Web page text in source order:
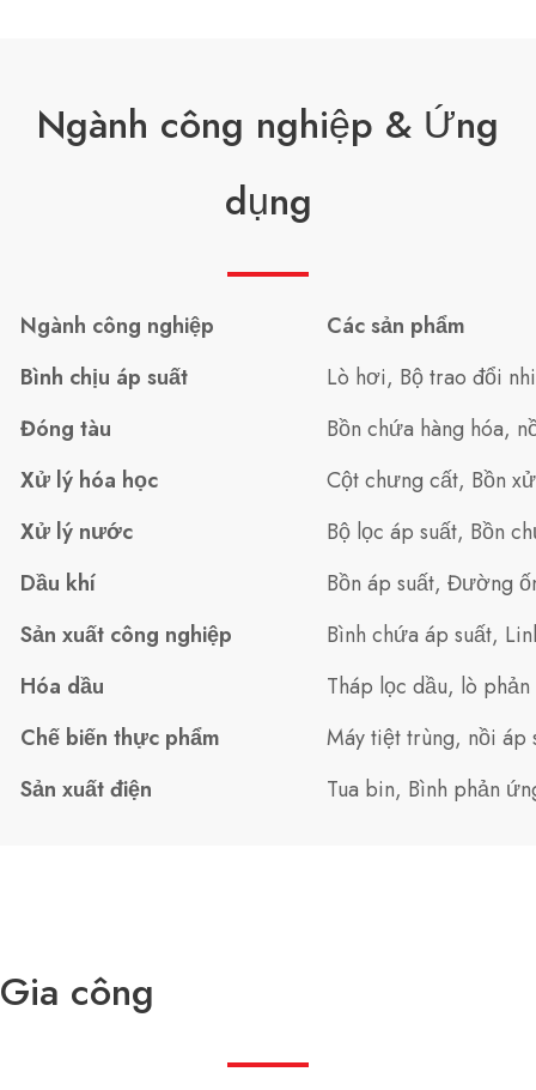
Ngành công nghiệp & Ứng
dụng
Ngành công nghiệp
Các sản phẩm
Bình chịu áp suất
Lò hơi, Bộ trao đổi
Đóng tàu
Bồn chứa hàng hóa,
Xử lý hóa học
Cột chưng cất, Bồn
Xử lý nước
Bộ lọc áp suất, Bồn
Dầu khí
Bồn áp suất, Đường
Sản xuất công nghiệp
Bình chứa áp suất,
Hóa dầu
Tháp lọc dầu, lò
Chế biến thực phẩm
Máy tiệt trùng, nồi
Sản xuất điện
Tua bin, Bình phản
Gia công